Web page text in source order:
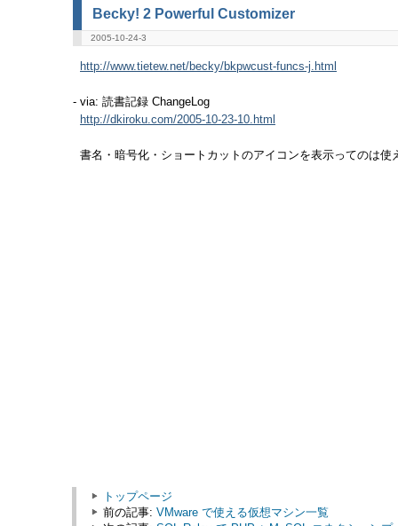
Becky! 2 Powerful Customizer
2005-10-24-3
http://www.tietew.net/becky/bkpwcust-funcs-j.html
- via: 読書記録 ChangeLog
http://dkiroku.com/2005-10-23-10.html
書名・暗号化・ショートカットのアイコンを表示ってのは使
トップページ
前の記事: VMware で使える仮想マシン一覧